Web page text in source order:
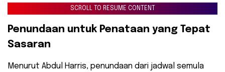
SCROLL TO RESUME CONTENT
Penundaan untuk Penataan yang Tepat
Sasaran
Menurut Abdul Harris, penundaan dari jadwal semula